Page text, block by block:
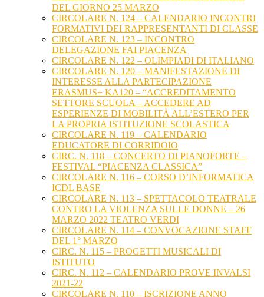
DEL GIORNO 25 MARZO
CIRCOLARE N. 124 – CALENDARIO INCONTRI
FORMATIVI DEI RAPPRESENTANTI DI CLASSE
CIRCOLARE N. 123 – INCONTRO
DELEGAZIONE FAI PIACENZA
CIRCOLARE N. 122 – OLIMPIADI DI ITALIANO
CIRCOLARE N. 120 – MANIFESTAZIONE DI
INTERESSE ALLA PARTECIPAZIONE
ERASMUS+ KA120 – “ACCREDITAMENTO
SETTORE SCUOLA – ACCEDERE AD
ESPERIENZE DI MOBILITÀ ALL’ESTERO PER
LA PROPRIA ISTITUZIONE SCOLASTICA
CIRCOLARE N. 119 – CALENDARIO
EDUCATORE DI CORRIDOIO
CIRC. N. 118 – CONCERTO DI PIANOFORTE –
FESTIVAL “PIACENZA CLASSICA”
CIRCOLARE N. 116 – CORSO D’INFORMATICA
ICDL BASE
CIRCOLARE N. 113 – SPETTACOLO TEATRALE
CONTRO LA VIOLENZA SULLE DONNE – 26
MARZO 2022 TEATRO VERDI
CIRCOLARE N. 114 – CONVOCAZIONE STAFF
DEL 1° MARZO
CIRC. N. 115 – PROGETTI MUSICALI DI
ISTITUTO
CIRC. N. 112 – CALENDARIO PROVE INVALSI
2021-22
CIRCOLARE N. 110 – ISCRIZIONE ANNO